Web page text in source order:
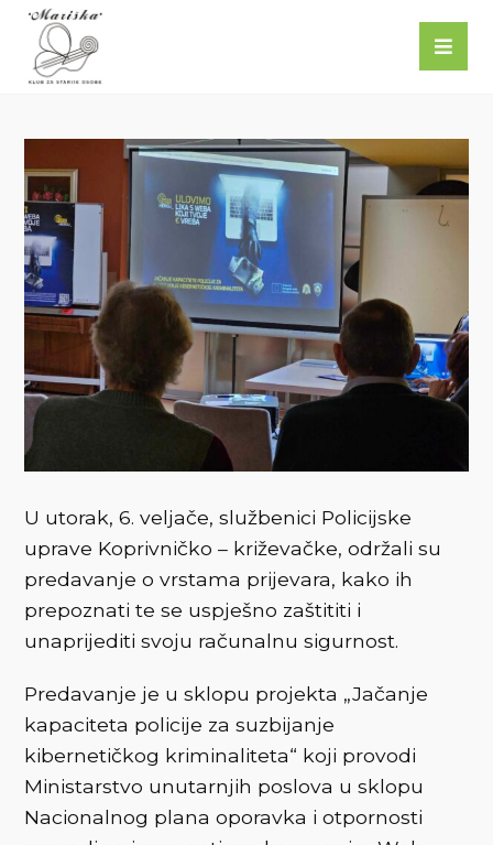
U utorak, 6. veljače, službenici Policijske
uprave Koprivničko – križevačke, održali su
predavanje o vrstama prijevara, kako ih
prepoznati te se uspješno zaštititi i
unaprijediti svoju računalnu sigurnost.
Predavanje je u sklopu projekta „Jačanje
kapaciteta policije za suzbijanje
kibernetičkog kriminaliteta“ koji provodi
Ministarstvo unutarnjih poslova u sklopu
Nacionalnog plana oporavka i otpornosti